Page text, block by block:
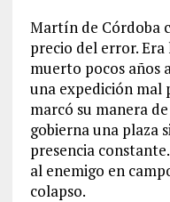
Martín de Córdoba
precio del error.
muerto pocos años
una expedición mal
marcó su manera
gobierna una plaza
presencia
al enemigo en
colapso.